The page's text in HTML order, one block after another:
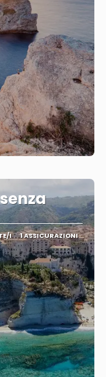
I 1 ASSICURAZIONI